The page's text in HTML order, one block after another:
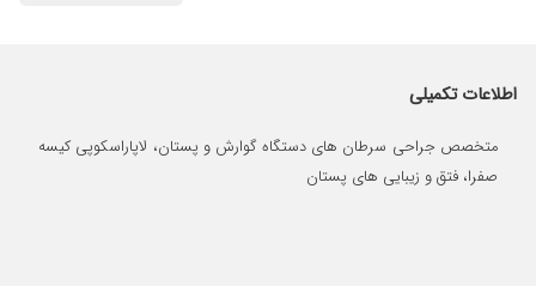
دکتر بااخلاق وخوش برخوردی هستن،کیسه صفرا
دکتر با حوصله و درجه یک ۱۴۰۳/۱۲/۰۵
یا تحقیق بسیار با ایشان جهت عمل جراحی فتخ
اطلاعات تکمیلی
متخصص جراحی سرطان های دستگاه گوارش و پستان، لاپاراسکوپی کیسه
صفرا، فتق و زیبایی های پستان